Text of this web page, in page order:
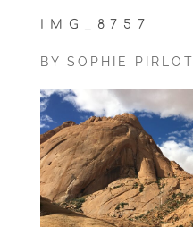
IMG_8757
BY SOPHIE PIRLOT